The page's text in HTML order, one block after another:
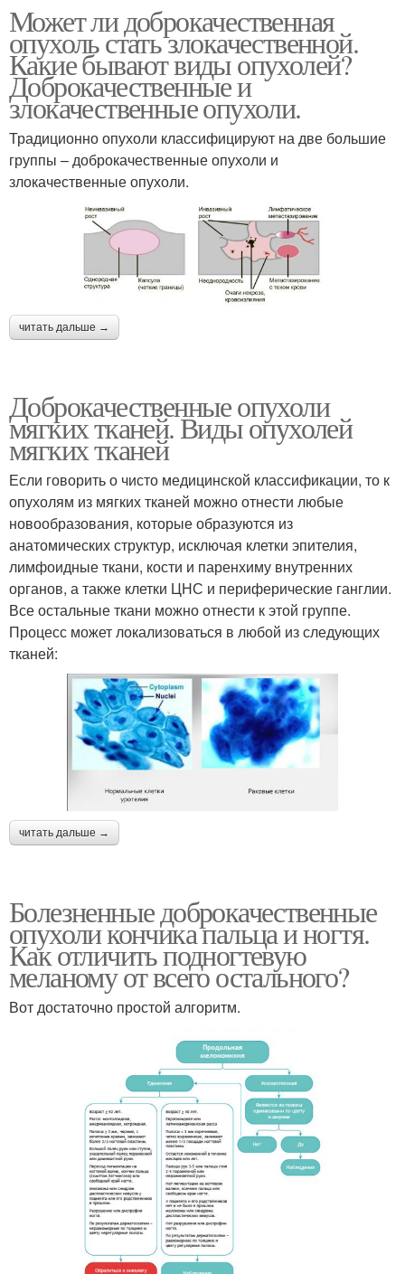
Может ли доброкачественная
опухоль стать злокачественной.
Какие бывают виды опухолей?
Доброкачественные и
злокачественные опухоли.
Традиционно опухоли классифицируют на две большие
группы – доброкачественные опухоли и
злокачественные опухоли.
читать дальше →
Доброкачественные опухоли
мягких тканей. Виды опухолей
мягких тканей
Если говорить о чисто медицинской классификации, то к
опухолям из мягких тканей можно отнести любые
новообразования, которые образуются из
анатомических структур, исключая клетки эпителия,
лимфоидные ткани, кости и паренхиму внутренних
органов, а также клетки ЦНС и периферические ганглии.
Все остальные ткани можно отнести к этой группе.
Процесс может локализоваться в любой из следующих
тканей:
читать дальше →
Болезненные доброкачественные
опухоли кончика пальца и ногтя.
Как отличить подногтевую
меланому от всего остального?
Вот достаточно простой алгоритм.